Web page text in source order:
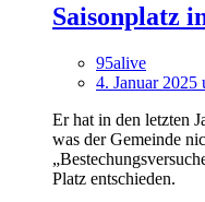
Saisonplatz
95alive
4. Januar 2025
Er hat in den letzten
was der Gemeinde
Platz entschieden.